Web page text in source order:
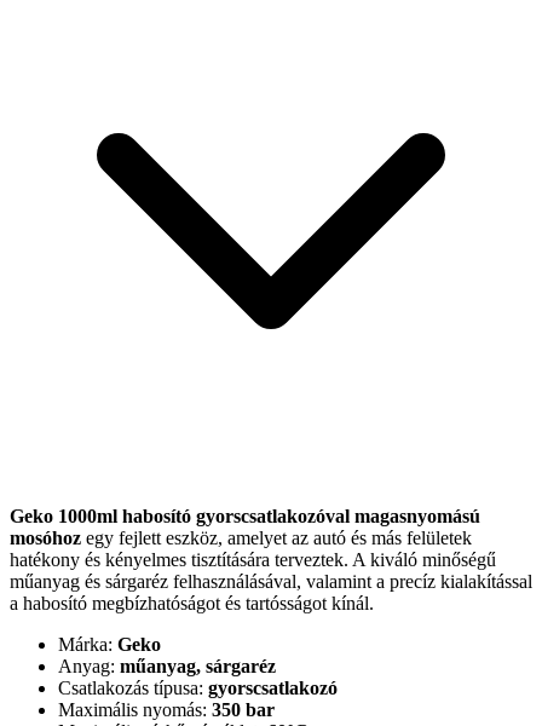
Geko 1000ml habosító gyorscsatlakozóval magasnyomású
mosóhoz egy fejlett eszköz, amelyet az autó és más felületek
hatékony és kényelmes tisztítására terveztek. A kiváló minőségű
műanyag és sárgaréz felhasználásával, valamint a precíz kialakítással
a habosító megbízhatóságot és tartósságot kínál.
Márka: Geko
Anyag: műanyag, sárgaréz
Csatlakozás típusa: gyorscsatlakozó
Maximális nyomás: 350 bar